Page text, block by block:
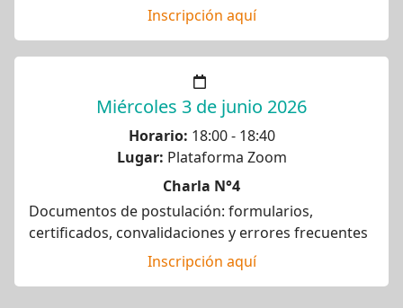
Inscripción aquí
Miércoles 3 de junio 2026
Horario: 18:00 - 18:40
Lugar: Plataforma Zoom
Charla N°4
Documentos de postulación: formularios,
certificados, convalidaciones y errores frecuentes
Inscripción aquí